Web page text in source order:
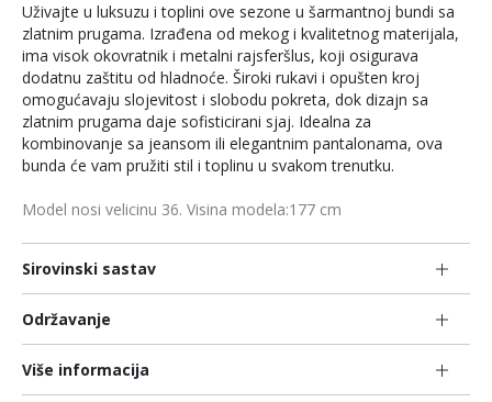
Uživajte u luksuzu i toplini ove sezone u šarmantnoj bundi sa
zlatnim prugama. Izrađena od mekog i kvalitetnog materijala,
ima visok okovratnik i metalni rajsferšlus, koji osigurava
dodatnu zaštitu od hladnoće. Široki rukavi i opušten kroj
omogućavaju slojevitost i slobodu pokreta, dok dizajn sa
zlatnim prugama daje sofisticirani sjaj. Idealna za
kombinovanje sa jeansom ili elegantnim pantalonama, ova
bunda će vam pružiti stil i toplinu u svakom trenutku.
Model nosi velicinu 36. Visina modela:177 cm
Sirovinski sastav
Održavanje
Više informacija